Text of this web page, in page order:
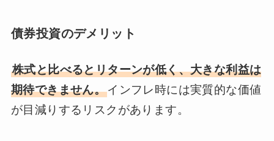
債券投資のデメリット
株式と比べるとリターンが低く、大きな利益は
期待できません。インフレ時には実質的な価値
が目減りするリスクがあります。